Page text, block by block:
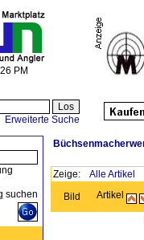
PM
Erweiterte Suche
suchen
Zeige: Alle Artikel
Bild
Artikel